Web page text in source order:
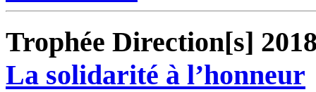
Trophée Direction[s]
La solidarité à l’honneur